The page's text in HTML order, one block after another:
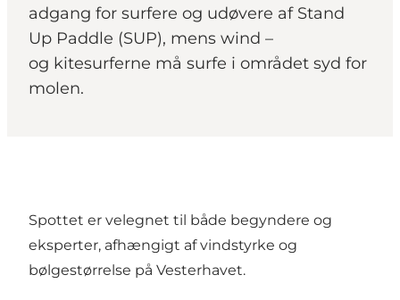
adgang for surfere og udøvere af Stand
Up Paddle (SUP), mens wind –
og kitesurferne må surfe i området syd for
molen.
Spottet er velegnet til både begyndere og
eksperter, afhængigt af vindstyrke og
bølgestørrelse på Vesterhavet.